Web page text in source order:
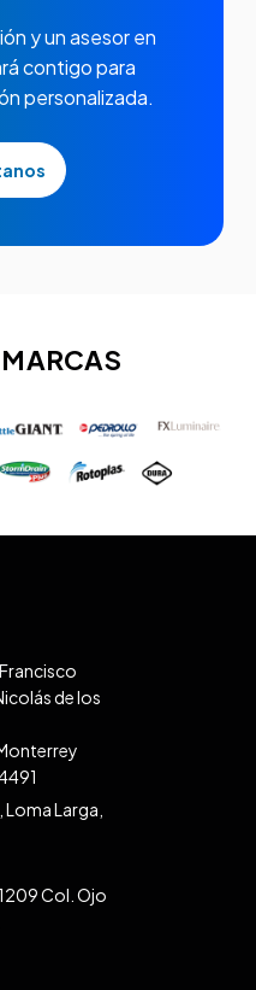
y un asesor en
contigo para
personalizada.
de los
Larga,
Col. Ojo